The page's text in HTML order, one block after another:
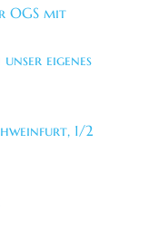
OGS mit
eigenes
1/2